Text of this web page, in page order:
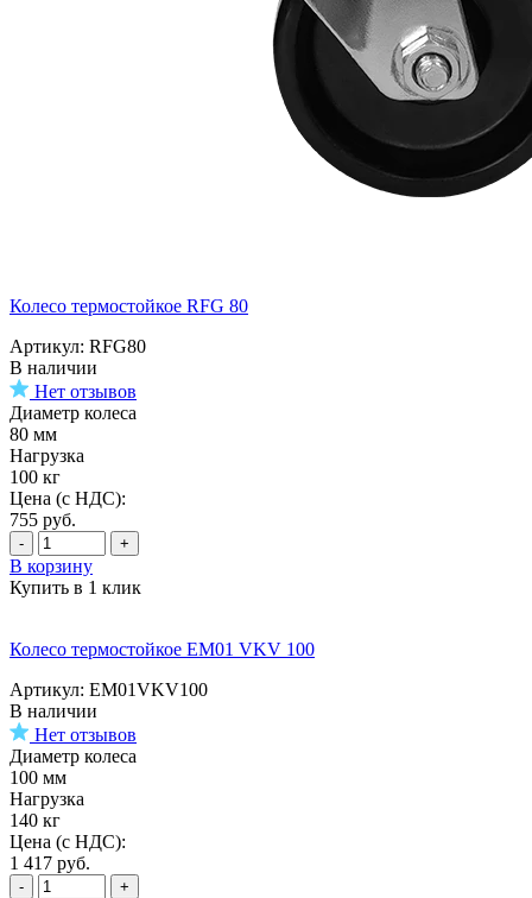
Колесо термостойкое RFG 80
Артикул: RFG80
В наличии
Нет отзывов
Диаметр колеса
80 мм
Нагрузка
100 кг
Цена (с НДС):
755 руб.
- +
В корзину
Купить в 1 клик
Колесо термостойкое EM01 VKV 100
Артикул: EM01VKV100
В наличии
Нет отзывов
Диаметр колеса
100 мм
Нагрузка
140 кг
Цена (с НДС):
1 417 руб.
- +